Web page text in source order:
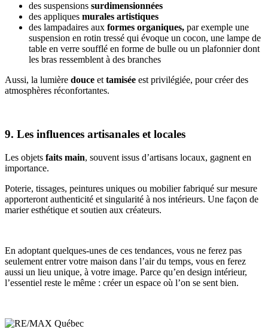
des suspensions surdimensionnées
des appliques murales artistiques
des lampadaires aux formes organiques, par exemple une
suspension en rotin tressé qui évoque un cocon, une lampe de
table en verre soufflé en forme de bulle ou un plafonnier dont
les bras ressemblent à des branches
Aussi, la lumière douce et tamisée est privilégiée, pour créer des
atmosphères réconfortantes.
9. Les influences artisanales et locales
Les objets faits main, souvent issus d’artisans locaux, gagnent en
importance.
Poterie, tissages, peintures uniques ou mobilier fabriqué sur mesure
apporteront authenticité et singularité à nos intérieurs. Une façon de
marier esthétique et soutien aux créateurs.
En adoptant quelques-unes de ces tendances, vous ne ferez pas
seulement entrer votre maison dans l’air du temps, vous en ferez
aussi un lieu unique, à votre image. Parce qu’en design intérieur,
l’essentiel reste le même : créer un espace où l’on se sent bien.